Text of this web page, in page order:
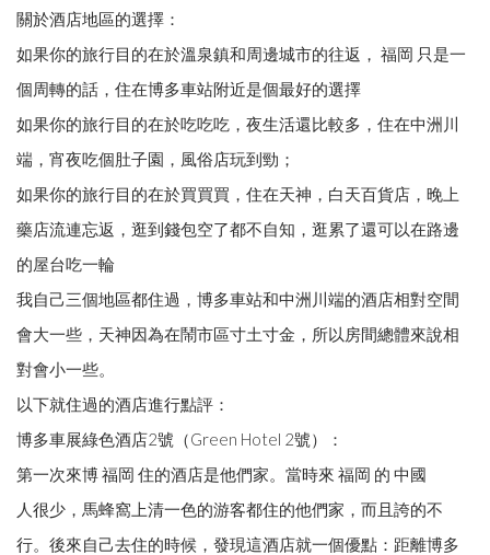
關於酒店地區的選擇：
如果你的旅行目的在於溫泉鎮和周邊城市的往返， 福岡 只是一
個周轉的話，住在博多車站附近是個最好的選擇
如果你的旅行目的在於吃吃吃，夜生活還比較多，住在中洲川
端，宵夜吃個肚子園，風俗店玩到勁；
如果你的旅行目的在於買買買，住在天神，白天百貨店，晚上
藥店流連忘返，逛到錢包空了都不自知，逛累了還可以在路邊
的屋台吃一輪
我自己三個地區都住過，博多車站和中洲川端的酒店相對空間
會大一些，天神因為在鬧市區寸土寸金，所以房間總體來說相
對會小一些。
以下就住過的酒店進行點評：
博多車展綠色酒店2號（Green Hotel 2號）：
第一次來博 福岡 住的酒店是他們家。當時來 福岡 的 中國
人很少，馬蜂窩上清一色的游客都住的他們家，而且誇的不
行。後來自己去住的時候，發現這酒店就一個優點：距離博多